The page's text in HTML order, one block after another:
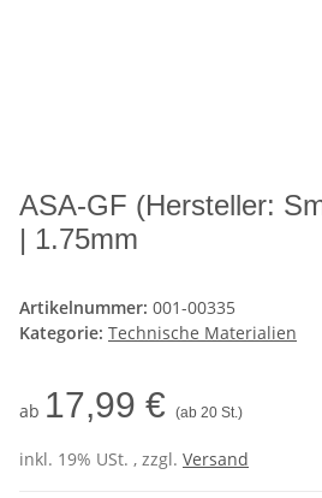
ASA-GF (Hersteller:
| 1.75mm
Artikelnummer: 001-00335
Kategorie: Technische Materialien
ab 17,99 € (ab 20 St.)
inkl. 19% USt. , zzgl. Versand